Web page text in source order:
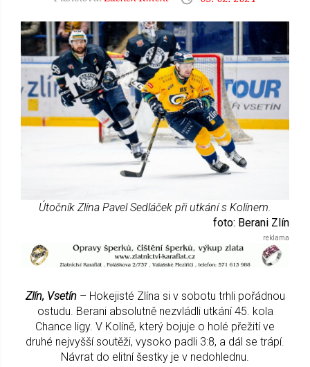
Útočník Zlína Pavel Sedláček při utkání s Kolínem.
foto: Berani Zlín
Zlín, Vsetín– Hokejisté Zlína si v sobotu trhli pořádnou
ostudu. Berani absolutně nezvládli utkání 45. kola
Chance ligy. V Kolíně, který bojuje o holé přežití ve
druhé nejvyšší soutěži, vysoko padli 3:8, a dál se trápí.
Návrat do elitní šestky je v nedohlednu.